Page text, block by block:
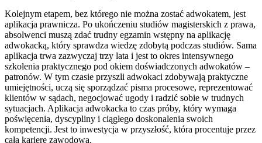
Kolejnym etapem, bez którego nie można zostać adwokatem, jest
aplikacja prawnicza. Po ukończeniu studiów magisterskich z prawa,
absolwenci muszą zdać trudny egzamin wstępny na aplikację
adwokacką, który sprawdza wiedzę zdobytą podczas studiów. Sama
aplikacja trwa zazwyczaj trzy lata i jest to okres intensywnego
szkolenia praktycznego pod okiem doświadczonych adwokatów –
patronów. W tym czasie przyszli adwokaci zdobywają praktyczne
umiejętności, uczą się sporządzać pisma procesowe, reprezentować
klientów w sądach, negocjować ugody i radzić sobie w trudnych
sytuacjach. Aplikacja adwokacka to czas próby, który wymaga
poświęcenia, dyscypliny i ciągłego doskonalenia swoich
kompetencji. Jest to inwestycja w przyszłość, która procentuje przez
całą karierę zawodową.